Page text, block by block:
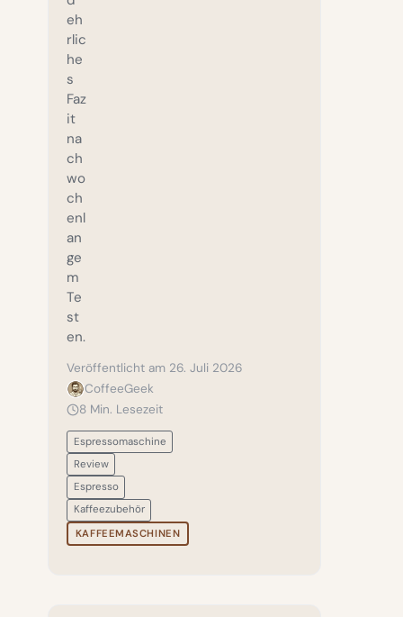
eh
rlic
he
s
Faz
it
na
ch
wo
ch
enl
an
ge
m
Te
st
en.
Veröffentlicht am 26. Juli 2026
CoffeeGeek
8 Min. Lesezeit
Espressomaschine
Review
Espresso
Kaffeezubehör
KAFFEEMASCHINEN